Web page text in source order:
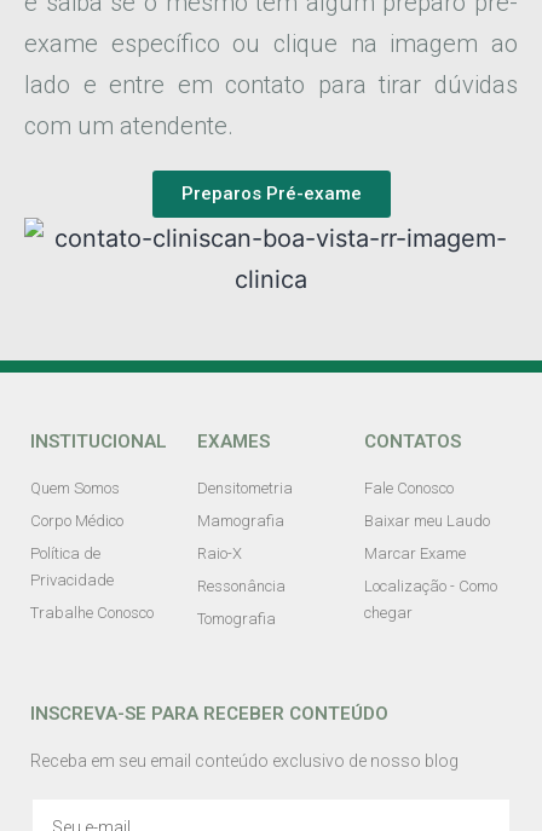
exame específico ou clique na imagem ao
lado e entre em contato para tirar dúvidas
com um atendente.
Preparos Pré-exame
INSTITUCIONAL
Quem Somos
Corpo Médico
Política de
Privacidade
Trabalhe Conosco
EXAMES
Densitometria
Mamografia
Raio-X
Ressonância
Tomografia
CONTATOS
Fale Conosco
Baixar meu Laudo
Marcar Exame
Localização - Como
chegar
INSCREVA-SE PARA RECEBER CONTEÚDO
Receba em seu email conteúdo exclusivo de nosso blog